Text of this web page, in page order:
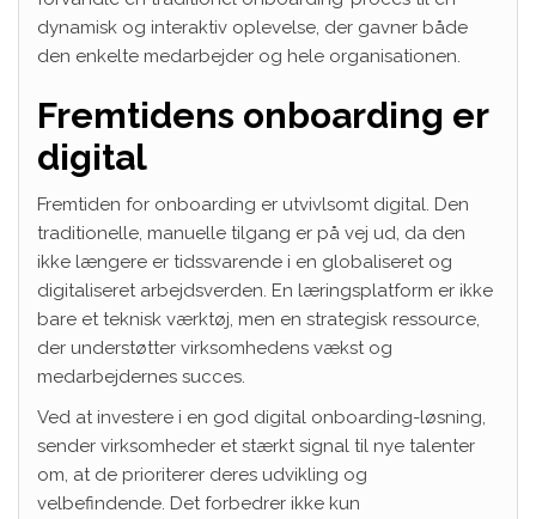
dynamisk og interaktiv oplevelse, der gavner både
den enkelte medarbejder og hele organisationen.
Fremtidens onboarding er
digital
Fremtiden for onboarding er utvivlsomt digital. Den
traditionelle, manuelle tilgang er på vej ud, da den
ikke længere er tidssvarende i en globaliseret og
digitaliseret arbejdsverden. En læringsplatform er ikke
bare et teknisk værktøj, men en strategisk ressource,
der understøtter virksomhedens vækst og
medarbejdernes succes.
Ved at investere i en god digital onboarding-løsning,
sender virksomheder et stærkt signal til nye talenter
om, at de prioriterer deres udvikling og
velbefindende. Det forbedrer ikke kun